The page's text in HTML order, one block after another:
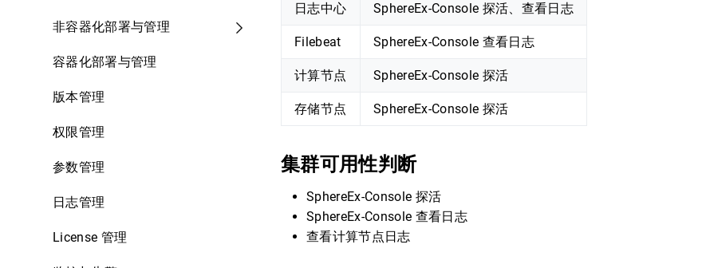
非容器化部署与管理
容器化部署与管理
版本管理
权限管理
参数管理
日志管理
License 管理
日志中心 SphereEx-Console 探活、查看日志
Filebeat SphereEx-Console 查看日志
计算节点 SphereEx-Console 探活
存储节点 SphereEx-Console 探活
集群可用性判断
SphereEx-Console 探活
SphereEx-Console 查看日志
查看计算节点日志